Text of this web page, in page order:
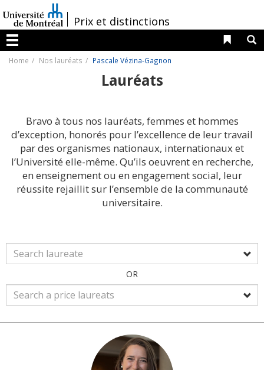
au
contenu
/Prix et distinctions
Menu
Liens
Home Nos lauréats Pascale Vézina-Gagnon
Lauréats
Bravo à tous nos lauréats, femmes et hommes
d’exception, honorés pour l’excellence de leur travail
par des organismes nationaux, internationaux et
l’Université elle-même. Qu’ils oeuvrent en recherche,
en enseignement ou en engagement social, leur
réussite rejaillit sur l’ensemble de la communauté
universitaire.
OR